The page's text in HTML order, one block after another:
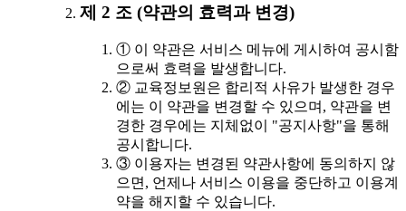
제 2 조 (약관의 효력과 변경)
① 이 약관은 서비스 메뉴에 게시하여 공시함
으로써 효력을 발생합니다.
② 교육정보원은 합리적 사유가 발생한 경우
에는 이 약관을 변경할 수 있으며, 약관을 변
경한 경우에는 지체없이 "공지사항"을 통해
공시합니다.
③ 이용자는 변경된 약관사항에 동의하지 않
으면, 언제나 서비스 이용을 중단하고 이용계
약을 해지할 수 있습니다.